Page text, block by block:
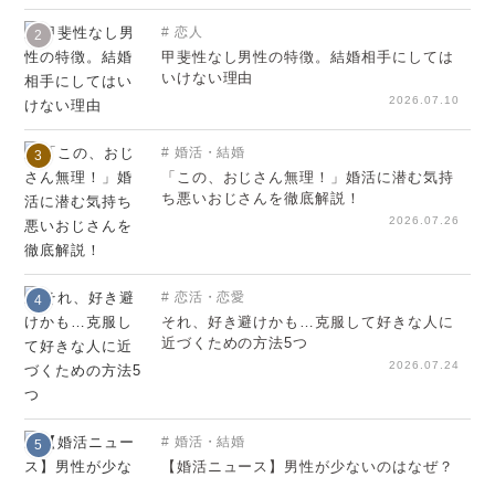
2 恋人
甲斐性なし男性の特徴。結婚相手にしては
いけない理由
2026.07.10
3 婚活・結婚
「この、おじさん無理！」婚活に潜む気持
ち悪いおじさんを徹底解説！
2026.07.26
4 恋活・恋愛
それ、好き避けかも…克服して好きな人に
近づくための方法5つ
2026.07.24
5 婚活・結婚
【婚活ニュース】男性が少ないのはなぜ？